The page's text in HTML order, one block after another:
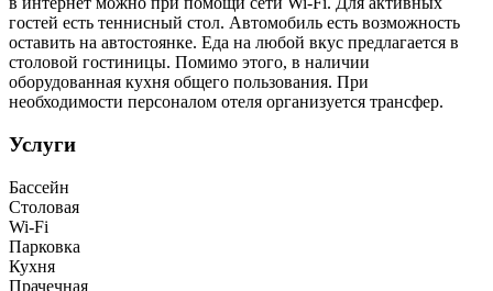
гостей есть теннисный стол. Автомобиль есть возможность
оставить на автостоянке. Еда на любой вкус предлагается в
столовой гостиницы. Помимо этого, в наличии
оборудованная кухня общего пользования. При
необходимости персоналом отеля организуется трансфер.
Услуги
Бассейн
Столовая
Wi-Fi
Парковка
Кухня
Прачечная